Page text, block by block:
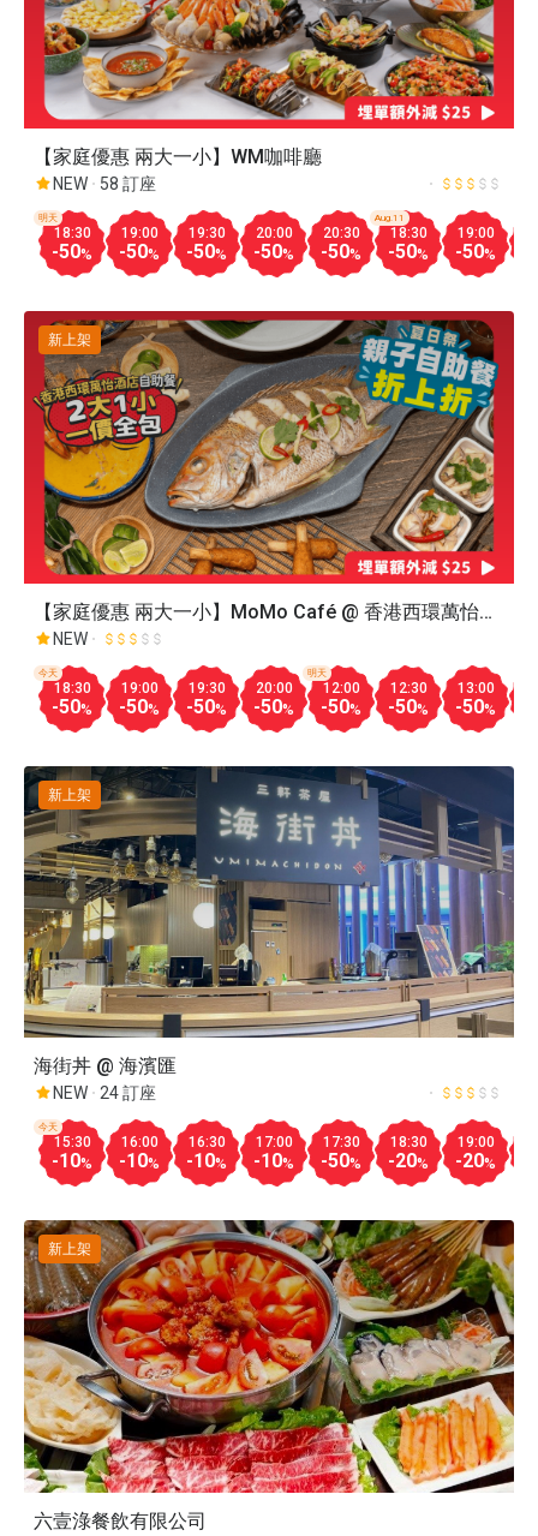
【家庭優惠 兩大一小】WM咖啡廳
NEW 58 訂座
18:30
-50%
明天
19:00
-50%
19:30
-50%
20:00
-50%
20:30
-50%
18:30
-50%
Aug.11
19:00
-50%
【家庭優惠 兩大一小】MoMo Café @ 香港西環萬怡酒
店 NEW
18:30
-50%
今天
19:00
-50%
19:30
-50%
20:00
-50%
12:00
-50%
明天
12:30
-50%
13:00
-50%
新上架
海街丼 @ 海濱匯
NEW 24 訂座
15:30
-10%
今天
16:00
-10%
16:30
-10%
17:00
-10%
17:30
-50%
18:30
-20%
19:00
-20%
新上架
六壹淥餐飲有限公司
新上架